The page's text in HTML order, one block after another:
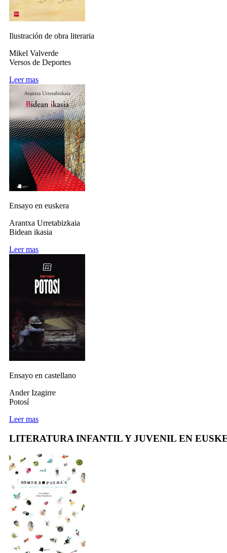
Ilustración de obra literaria
Mikel Valverde
Versos de Deportes
Leer mas
Ensayo en euskera
Arantxa Urretabizkaia
Bidean ikasia
Leer mas
Ensayo en castellano
Ander Izagirre
Potosí
Leer mas
LITERATURA INFANTIL Y JUVENIL EN